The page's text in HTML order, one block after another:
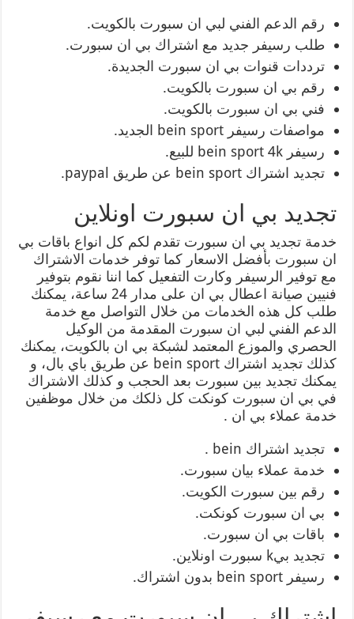
رقم الدعم الفني لبي ان سبورت بالكويت.
طلب رسيفر جديد مع اشتراك بي ان سبورت.
ترددات قنوات بي ان سبورت الجديدة.
رقم بي ان سبورت بالكويت.
فني بي ان سبورت بالكويت.
مواصفات رسيفر bein sport الجديد.
رسيفر bein sport 4k للبيع.
تجديد اشتراك bein sport عن طريق paypal.
تجديد بي ان سبورت اونلاين
خدمة تجديد بي ان سبورت تقدم لكم كل انواع باقات بي
ان سبورت بأفضل الاسعار كما توفر خدمات الاشتراك
مع توفير الرسيفر وكارت التفعيل كما اننا نقوم بتوفير
فنيين صيانة اعطال بي ان على مدار 24 ساعة، يمكنك
طلب كل هذه الخدمات من خلال التواصل مع خدمة
الدعم الفني لبي ان سبورت المقدمة من الوكيل
الحصري والموزع المعتمد لشبكة بي ان بالكويت، يمكنك
كذلك تجديد اشتراك bein sport عن طريق باي بال، و
يمكنك تجديد بين سبورت بعد الحجب و كذلك الاشتراك
في بي ان سبورت كونكت كل ذلكك من خلال موظفين
خدمة عملاء بي ان .
تجديد اشتراك bein .
خدمة عملاء بيان سبورت.
رقم بين سبورت الكويت.
بي ان سبورت كونكت.
باقات بي ان سبورت.
تجديد بيk سبورت اونلاين.
رسيفر bein sport بدون اشتراك.